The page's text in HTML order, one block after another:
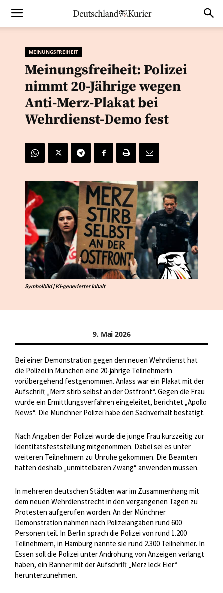
MEINUNGSFREIHEIT
Meinungsfreiheit: Polizei
nimmt 20-Jährige wegen
Anti-Merz-Plakat bei
Wehrdienst-Demo fest
Symbolbild | KI-generierter Inhalt
9. Mai 2026
Bei einer Demonstration gegen den neuen Wehrdienst hat
die Polizei in München eine 20-jährige Teilnehmerin
vorübergehend festgenommen. Anlass war ein Plakat mit der
Aufschrift „Merz stirb selbst an der Ostfront“. Gegen die Frau
wurde ein Ermittlungsverfahren eingeleitet, berichtet „Apollo
News“. Die Münchner Polizei habe den Sachverhalt bestätigt.
Nach Angaben der Polizei wurde die junge Frau kurzzeitig zur
Identitätsfeststellung mitgenommen. Dabei sei es unter
weiteren Teilnehmern zu Unruhe gekommen. Die Beamten
hätten deshalb „unmittelbaren Zwang“ anwenden müssen.
In mehreren deutschen Städten war im Zusammenhang mit
dem neuen Wehrdienstrecht in den vergangenen Tagen zu
Protesten aufgerufen worden. An der Münchner
Demonstration nahmen nach Polizeiangaben rund 600
Personen teil. In Berlin sprach die Polizei von rund 1.200
Teilnehmern, in Hamburg nannte sie rund 2.300 Teilnehmer. In
Essen soll die Polizei unter Androhung von Anzeigen verlangt
haben, ein Banner mit der Aufschrift „Merz leck Eier“
herunterzunehmen.